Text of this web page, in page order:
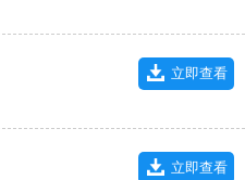
立即查看
立即查看